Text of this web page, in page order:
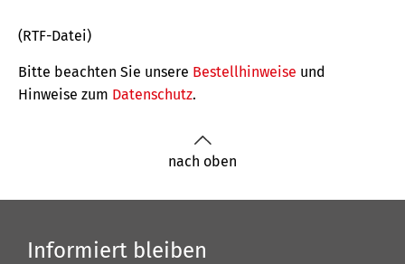
(RTF-Datei)
Bitte beachten Sie unsere Bestellhinweise und
Hinweise zum Datenschutz.
nach oben
Informiert bleiben